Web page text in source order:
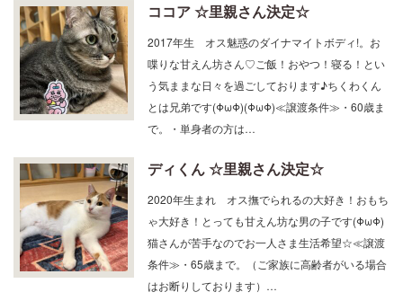
ココア ☆里親さん決定☆
2017年生 オス魅惑のダイナマイトボディ!。お
喋りな甘えん坊さん♡ご飯！おやつ！寝る！とい
う気ままな日々を過ごしております♪ちくわくん
とは兄弟です(ΦωΦ)(ΦωΦ)≪譲渡条件≫・60歳ま
で。・単身者の方は…
ディくん ☆里親さん決定☆
2020年生まれ オス撫でられるの大好き！おもち
ゃ大好き！とっても甘えん坊な男の子です(ΦωΦ)
猫さんが苦手なのでお一人さま生活希望☆≪譲渡
条件≫・65歳まで。（ご家族に高齢者がいる場合
はお断りしております）…